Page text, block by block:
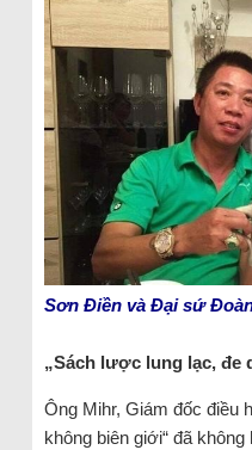
Sơn Điền và Đại sứ
„Sách lược lung lạc, đe
Ông Mihr, Giám đốc điều
không biên giới“ đã